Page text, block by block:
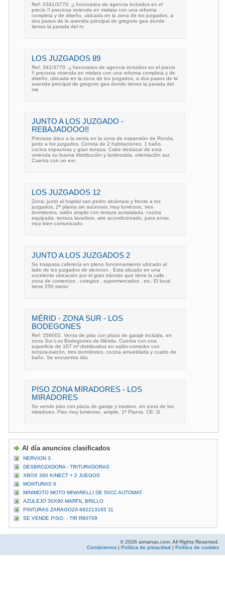
Ref: 0341/3770. ¡¡ honorarios de agencia incluidos en el
precio !! preciosa vivienda en mislata con una reforma
completa y de diseño, ubicada en la zona de los juzgados, a
dos pasos de la avenida principal de gregorio gea donde
tienes la parada del m
LOS JUZGADOS 89
Ref: 341/3770. ¡¡ honorarios de agencia incluidos en el precio
!! preciosa vivienda en mislata con una reforma completa y de
diseño, ubicada en la zona de los juzgados, a dos pasos de la
avenida principal de gregorio gea donde tienes la parada del
me
JUNTO A LOS JUZGADO -
REBAJADOOO!!
Precioso ático a la venta en la zona de expansión de Ronda,
junto a los juzgados. Consta de 2 habitaciones, 1 baño,
cocina espaciosa y gran terraza. Cabe destacar de esta
vivienda su buena distribución y luminosida, orientación sur.
Cuenta con un exc
LOS JUZGADOS 12
Zona: junto al hopital san pedro alcántara y frente a los
juzgados, 2ª planta sin ascensor, muy luminoso, tres
dormitorios, salón amplio con terraza acristalada, cocina
equipada, terraza lavadero, aire acondicionado, para enrar,
muy bien comunicado.
JUNTO A LOS JUZGADOS 2
Se traspasa cafetería en pleno funcionamiento ubicado al
lado de los juzgados de alcorcon . Esta situado en una
excelente ubicación por el gran tránsito que tiene la calle ,
zona de comercios , colegios , supermercados , etc. El local
tiene 250 metro
MÉRID - ZONA SUR - LOS
BODEGONES
Ref: 356002. Venta de piso con plaza de garaje incluida, en
zona Sur-Los Bodegones de Mérida. Cuenta con una
superficie de 107 m² distribuidos en salón-comedor con
terraza-balcón, tres dormitorios, cocina amueblada y cuarto de
baño. Se encuentra situ
PISO ZONA MIRADORES - LOS
MIRADORES
Se vende piso con plaza de garaje y trastero, en zona de los
miradores. Piso muy luminoso. amplio. 1ª Planta. CE: G
Al día anuncios clasificados
NERVION 3
DESBROZADORA - TRITURADORAS
XBOX 360 KINECT + 2 JUEGOS
MONTURAS 6
MINIMOTO MOTO MINARELLI DE 50CC AUTOMAT
AZULEJO 30X90 MARFIL BRILLO
PINTURAS ZARAGOZA 692213165 11
SE VENDE PISO. - TIR R90709
© 2026 armanax.com. All Rights Reserved.
Contáctenos | Política de privacidad | Política de cookies